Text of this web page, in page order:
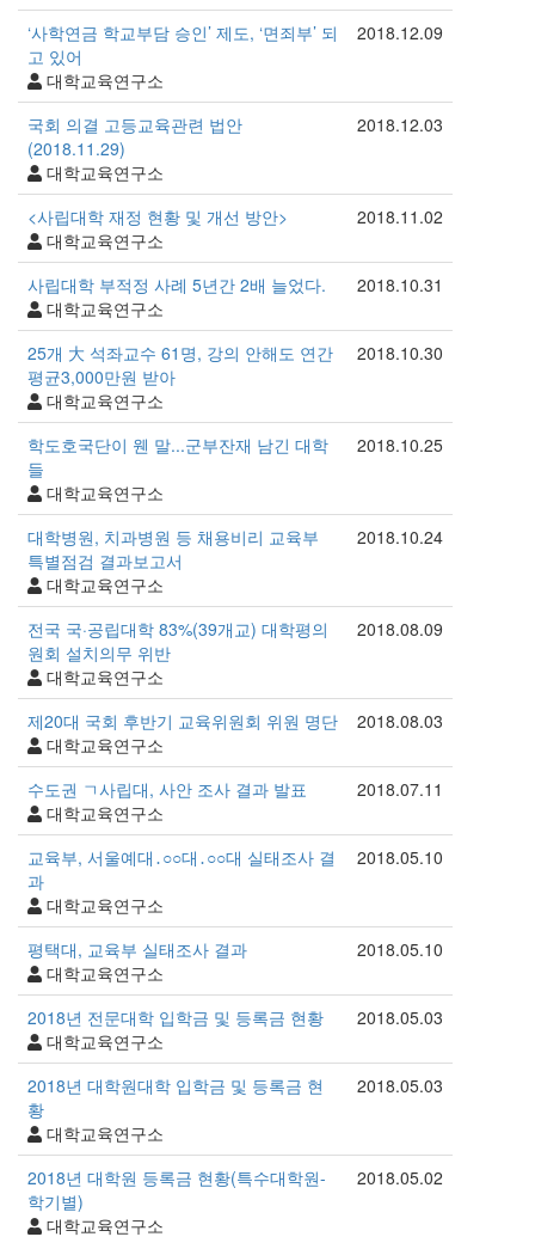
‘사학연금 학교부담 승인’ 제도, ‘면죄부’ 되
고 있어
대학교육연구소
2018.12.09
국회 의결 고등교육관련 법안
(2018.11.29)
대학교육연구소
2018.12.03
<사립대학 재정 현황 및 개선 방안>
대학교육연구소
2018.11.02
사립대학 부적정 사례 5년간 2배 늘었다.
대학교육연구소
2018.10.31
25개 大 석좌교수 61명, 강의 안해도 연간
평균3,000만원 받아
대학교육연구소
2018.10.30
학도호국단이 웬 말...군부잔재 남긴 대학
들
대학교육연구소
2018.10.25
대학병원, 치과병원 등 채용비리 교육부
특별점검 결과보고서
대학교육연구소
2018.10.24
전국 국·공립대학 83%(39개교) 대학평의
원회 설치의무 위반
대학교육연구소
2018.08.09
제20대 국회 후반기 교육위원회 위원 명단
대학교육연구소
2018.08.03
수도권 ㄱ사립대, 사안 조사 결과 발표
대학교육연구소
2018.07.11
교육부, 서울예대․○○대․○○대 실태조사 결
과
대학교육연구소
2018.05.10
평택대, 교육부 실태조사 결과
대학교육연구소
2018.05.10
2018년 전문대학 입학금 및 등록금 현황
대학교육연구소
2018.05.03
2018년 대학원대학 입학금 및 등록금 현
황
대학교육연구소
2018.05.03
2018년 대학원 등록금 현황(특수대학원-
학기별)
대학교육연구소
2018.05.02